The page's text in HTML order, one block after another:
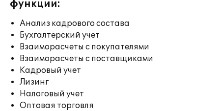
функции:
Анализ кадрового состава
Бухгалтерский учет
Взаиморасчеты с покупателями
Взаиморасчеты с поставщиками
Кадровый учет
Лизинг
Налоговый учет
Оптовая торговля